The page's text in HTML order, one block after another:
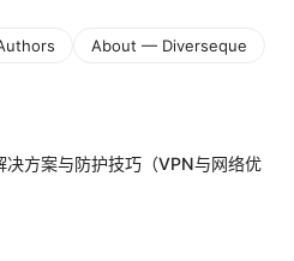
About — Diverseque
方案与防护技巧（VPN与网络优